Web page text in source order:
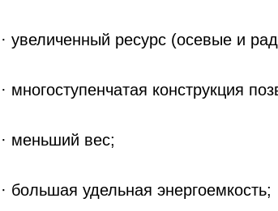
· увеличенный ресурс (осевые и
· многоступенчатая конструкция
· меньший вес;
· большая удельная энергоемкость;